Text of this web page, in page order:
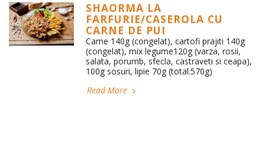
SHAORMA LA
FARFURIE/CASEROLA CU
CARNE DE PUI
Carne 140g (congelat), cartofi prajiti 140g
(congelat), mix legume120g (varza, rosii,
salata, porumb, sfecla, castraveti si ceapa),
100g sosuri, lipie 70g (total:570g)
Read More